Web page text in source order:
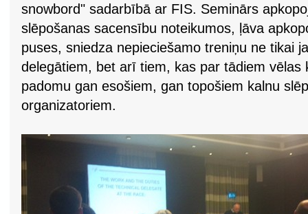
snowbord" sadarbībā ar FIS. Seminārs
slēpošanas sacensību noteikumos, ļāva
puses, sniedza nepieciešamo treniņu ne tikai
delegātiem, bet arī tiem, kas par tādiem vēlas
padomu gan esošiem, gan topošiem kalnu
organizatoriem.